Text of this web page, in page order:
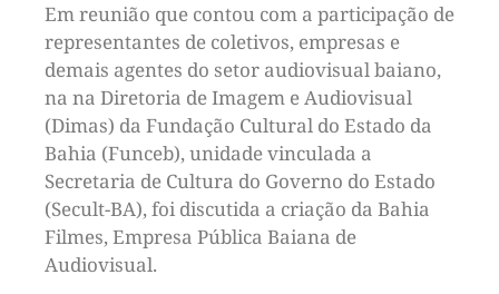
Em reunião que contou com a participação de
representantes de coletivos, empresas e
demais agentes do setor audiovisual baiano,
na na Diretoria de Imagem e Audiovisual
(Dimas) da Fundação Cultural do Estado da
Bahia (Funceb), unidade vinculada a
Secretaria de Cultura do Governo do Estado
(Secult-BA), foi discutida a criação da Bahia
Filmes, Empresa Pública Baiana de
Audiovisual.